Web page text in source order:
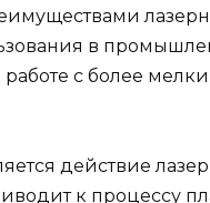
в
работе с более
действие
к процессу